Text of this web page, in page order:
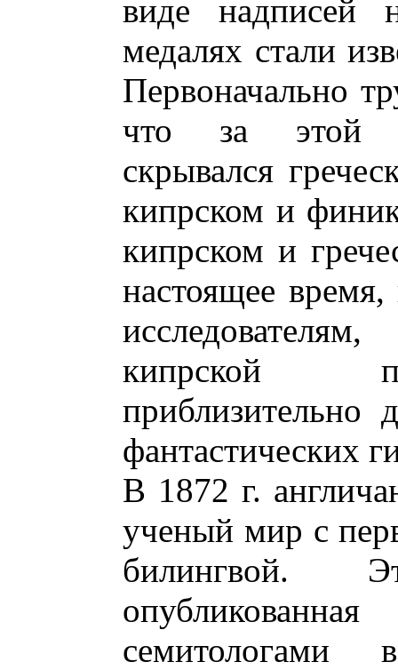
виде надписей
медалях стали
Первоначально
что за этой
скрывался
кипрском и
кипрском и
настоящее
кипрской
фантастических
В 1872 г.
ученый мир с
билингвой.